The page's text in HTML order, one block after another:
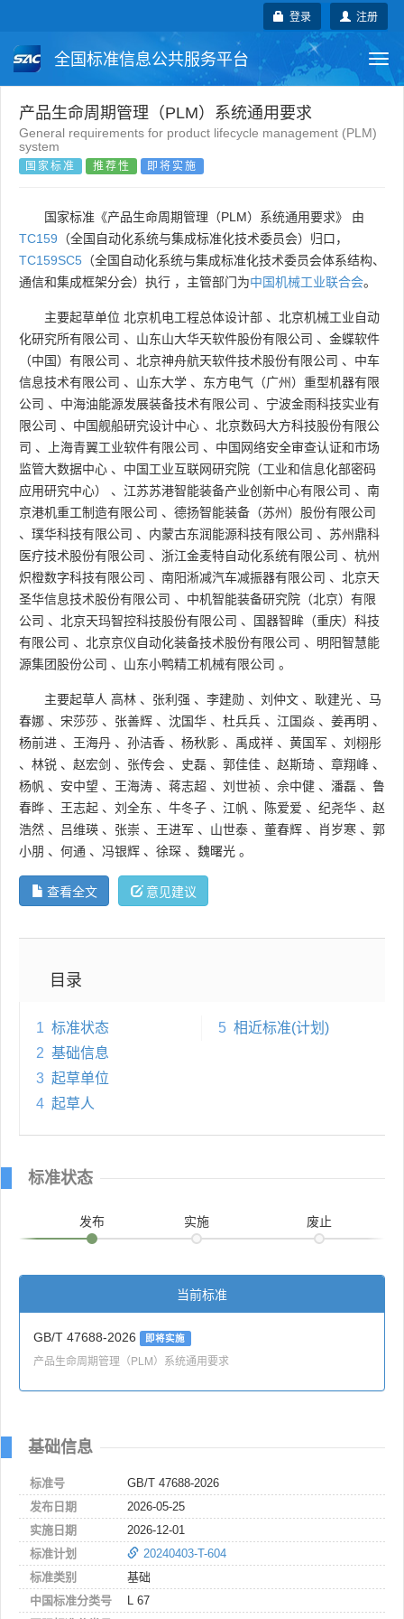
注册
登录
全国标准信息公共服务平台
国家标准 行业标准 地方标准
团体标准
产品生命周期管理（PLM）系统通用要求
General requirements for product lifecycle management (PLM)
system
国家标准 推荐性 即将实施
国家标准《产品生命周期管理（PLM）系统通用要求》 由
TC159 （全国自动化系统与集成标准化技术委员会）归口，
TC159SC5 （全国自动化系统与集成标准化技术委员会体系结构、
通信和集成框架分会）执行 ，主管部门为中国机械工业联合会。
主要起草单位 北京机电工程总体设计部 、 北京机械工业自动
化研究所有限公司 、 山东山大华天软件股份有限公司 、 金蝶软件
（中国）有限公司 、 北京神舟航天软件技术股份有限公司 、 中车
信息技术有限公司 、 山东大学 、 东方电气（广州）重型机器有限
公司 、 中海油能源发展装备技术有限公司 、 宁波金雨科技实业有
限公司 、 中国舰船研究设计中心 、 北京数码大方科技股份有限公
司 、 上海青翼工业软件有限公司 、 中国网络安全审查认证和市场
监管大数据中心 、 中国工业互联网研究院（工业和信息化部密码
应用研究中心）
、 江苏苏港智能装备产业创新中心有限公司 、 南
京港机重工制造有限公司 、 德扬智能装备（苏州）股份有限公司
、 璞华科技有限公司 、 内蒙古东润能源科技有限公司 、 苏州鼎科
医疗技术股份有限公司 、 浙江金麦特自动化系统有限公司 、 杭州
炽橙数字科技有限公司 、 南阳淅减汽车减振器有限公司 、 北京天
圣华信息技术股份有限公司 、 中机智能装备研究院（北京）有限
公司 、 北京天玛智控科技股份有限公司 、
国器智眸（重庆）科技
有限公司 、 北京京仪自动化装备技术股份有限公司 、
明阳智慧能
源集团股份公司 、 山东小鸭精工机械有限公司 。
主要起草人 高林 、 张利强 、 李建勋 、 刘仲文 、 耿建光 、 马
春娜 、 宋莎莎 、 张善辉 、 沈国华 、 杜兵兵 、 江国焱 、 姜再明 、
杨前进 、 王海丹 、 孙洁香 、 杨秋影 、 禹成祥 、 黄国军 、 刘栩彤
、 林锐 、 赵宏剑 、 张传会 、 史磊 、 郭佳佳 、 赵斯琦 、 章翔峰 、
杨帆 、 安中望 、 王海涛 、 蒋志超 、 刘世祯 、 佘中健 、 潘磊 、 鲁
春晔 、 王志起 、 刘全东 、 牛冬子 、 江帆 、 陈爱爱 、 纪尧华 、 赵
浩然 、 吕维瑛 、 张崇 、 王进军 、 山世泰 、 董春辉 、 肖岁寒 、 郭
小朋 、 何通 、 冯银辉 、 徐琛 、 魏曙光 。
查看全文 意见建议
目录
1 标准状态
2 基础信息
3 起草单位
4 起草人
5 相近标准(计划)
标准状态
发布 实施 废止
当前标准
GB/T 47688-2026 即将实施
产品生命周期管理（PLM）系统通用要求
基础信息
标准号
GB/T 47688-2026
发布日期
2026-05-25
实施日期
2026-12-01
标准计划
20240403-T-604
标准类别
基础
中国标准分类号
L 67